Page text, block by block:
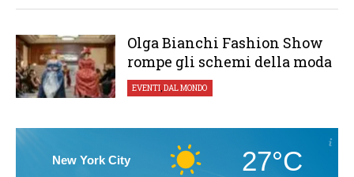
Olga Bianchi Fashion Show
rompe gli schemi della moda
EVENTI,DAL MONDO
New York City 27°C